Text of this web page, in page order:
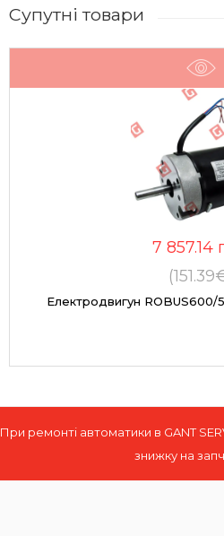
Супутні товари
7 857.14
Електродвигун ROBUS600/
При ремонті автоматики в GANT
знижку на